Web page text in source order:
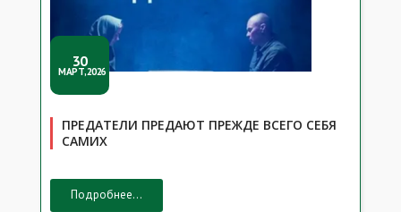
30
МАРТ,2026
ПРЕДАТЕЛИ ПРЕДАЮТ ПРЕЖДЕ ВСЕГО СЕБЯ
САМИХ
Подробнее...